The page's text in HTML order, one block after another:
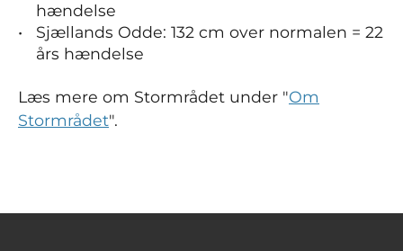
hændelse
Sjællands Odde: 132 cm over normalen = 22
års hændelse
Læs mere om Stormrådet under "Om
Stormrådet".